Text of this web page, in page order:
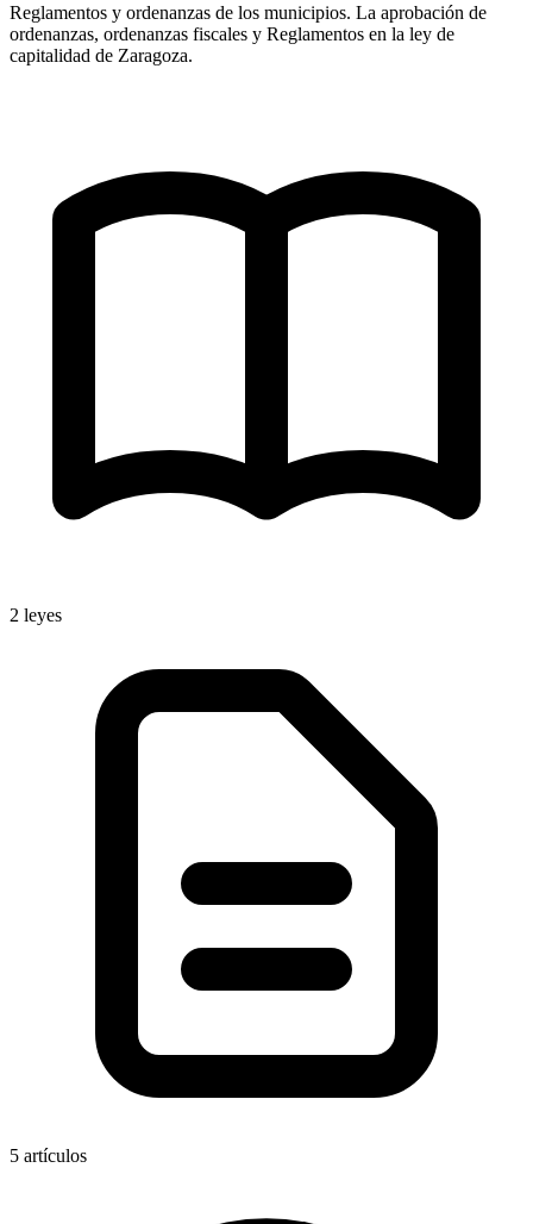
Reglamentos y ordenanzas de los municipios. La aprobación de
ordenanzas, ordenanzas fiscales y Reglamentos en la ley de
capitalidad de Zaragoza.
2 leyes
5 artículos